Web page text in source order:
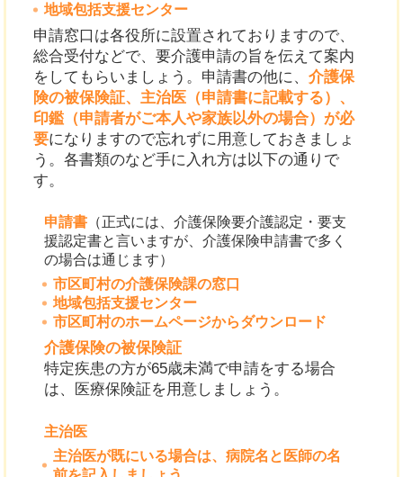
地域包括支援センター
申請窓口は各役所に設置されておりますので、
総合受付などで、要介護申請の旨を伝えて案内
をしてもらいましょう。申請書の他に、介護保
険の被保険証、主治医（申請書に記載する）、
印鑑（申請者がご本人や家族以外の場合）が必
要になりますので忘れずに用意しておきましょ
う。各書類のなど手に入れ方は以下の通りで
す。
申請書（正式には、介護保険要介護認定・要支
援認定書と言いますが、介護保険申請書で多く
の場合は通じます）
市区町村の介護保険課の窓口
地域包括支援センター
市区町村のホームページからダウンロード
介護保険の被保険証
特定疾患の方が65歳未満で申請をする場合
は、医療保険証を用意しましょう。
主治医
主治医が既にいる場合は、病院名と医師の名